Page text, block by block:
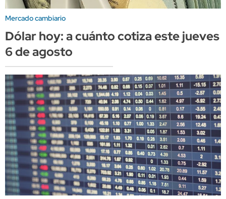
Mercado cambiario
Dólar hoy: a cuánto cotiza este jueves
6 de agosto